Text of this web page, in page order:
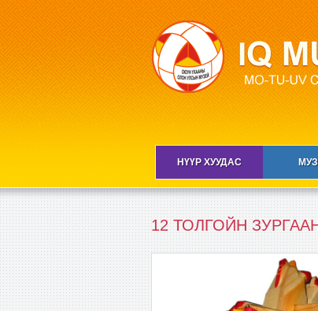
НҮҮР ХУУДАС
12 ТОЛГОЙН